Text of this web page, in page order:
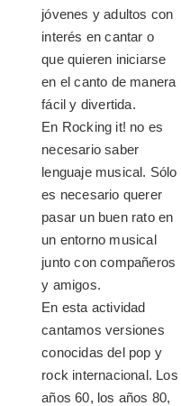
jóvenes y adultos con
interés en cantar o
que quieren iniciarse
en el canto de manera
fácil y divertida.
En Rocking it! no es
necesario saber
lenguaje musical. Sólo
es necesario querer
pasar un buen rato en
un entorno musical
junto con compañeros
y amigos.
En esta actividad
cantamos versiones
conocidas del pop y
rock internacional. Los
años 60, los años 80,